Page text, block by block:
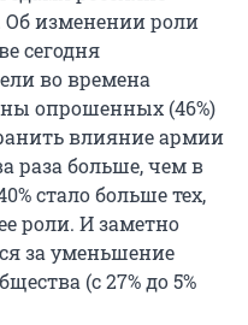
изменении роли
сегодня
во времена
опрошенных (46%)
влияние армии
раза больше, чем в
стало больше тех,
роли. И заметно
за уменьшение
(с 27% до 5%